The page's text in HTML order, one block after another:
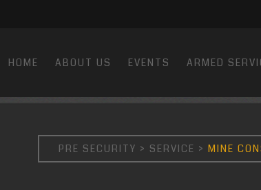
HOME ABOUT US EVENTS ARMED
PRE SECURITY > SERVICE > MINE